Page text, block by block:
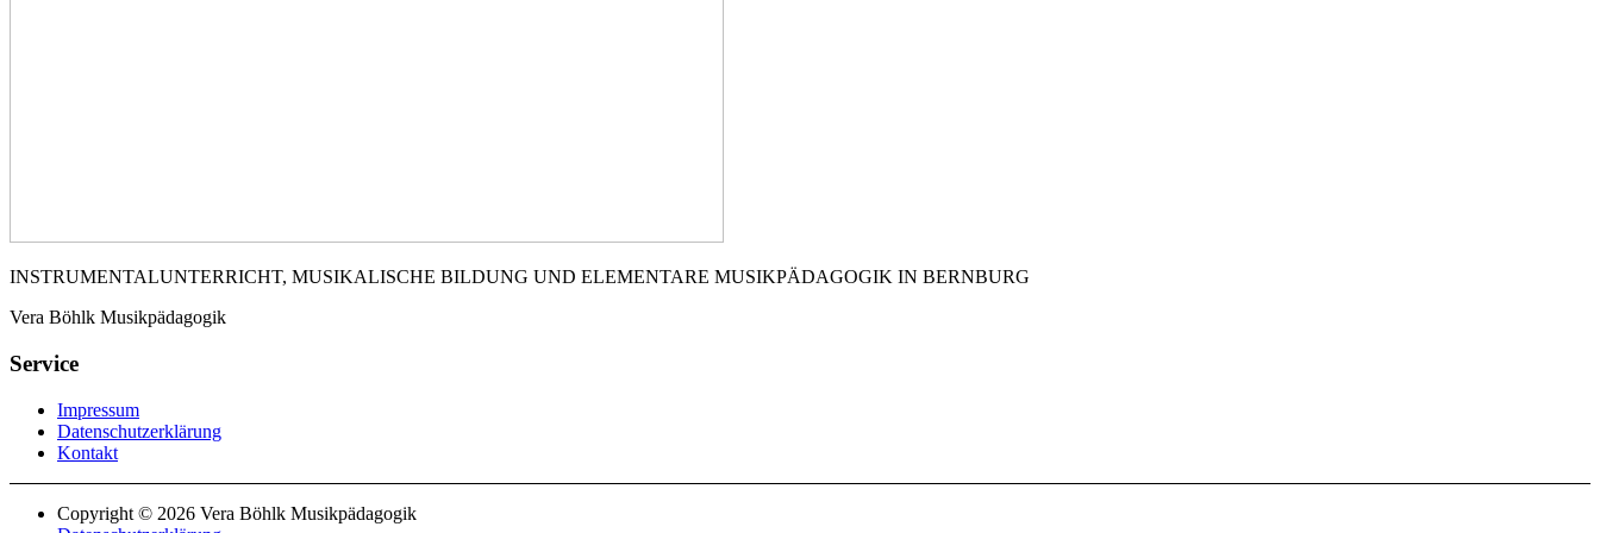
INSTRUMENTALUNTERRICHT, MUSIKALISCHE BILDUNG UND ELEMENTARE MUSIKPÄDAGOGIK IN BERNBURG
Vera Böhlk Musikpädagogik
Service
Impressum
Datenschutzerklärung
Kontakt
Copyright © 2026 Vera Böhlk Musikpädagogik